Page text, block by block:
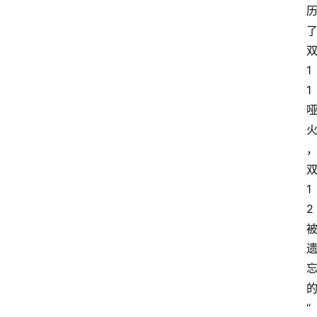
历
了
双
1
1
哑
火
，
双
1
2
被
遗
忘
的
“